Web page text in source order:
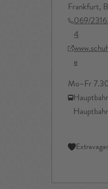
Frankfurt,
069/
4
e
Mo–Fr